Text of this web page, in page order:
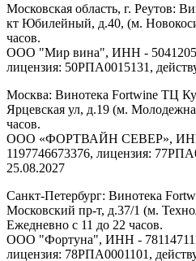
Московская область, г. Реутов:
кт Юбилейный, д.40, (м.
часов.
ООО "Мир вина", ИНН -
лицензия: 50РПА0015131,
Москва: Винотека Fortwine ТЦ
Ярцевская ул, д.19 (м.
часов.
ООО «ФОРТВАЙН СЕВЕР», ИНН
1197746673376, лицензия:
25.08.2027
Санкт-Петербург: Винотека
Московский пр-т, д.37/1 (м.
Ежедневно с 11 до 22 часов.
ООО "Фортуна", ИНН -
лицензия: 78РПА0001101,